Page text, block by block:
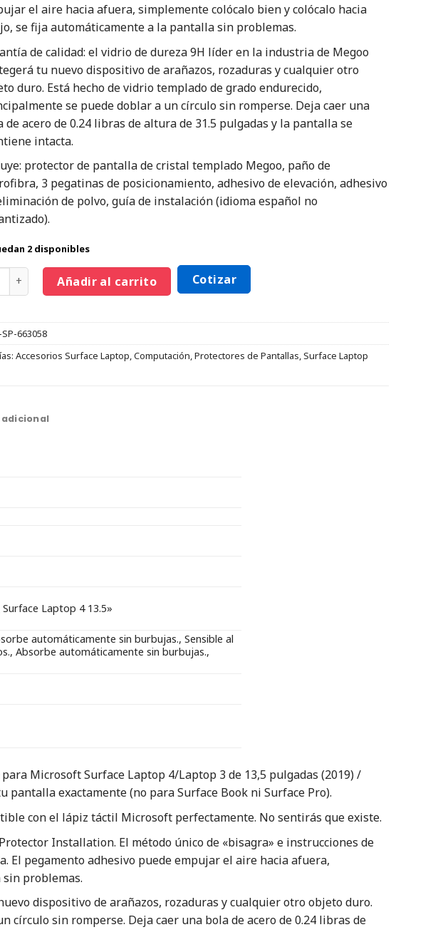
el aire hacia afuera, simplemente colócalo bien y colócalo hacia
se fija automáticamente a la pantalla sin problemas.
de calidad: el vidrio de dureza 9H líder en la industria de Megoo
tu nuevo dispositivo de arañazos, rozaduras y cualquier otro
duro. Está hecho de vidrio templado de grado endurecido,
se puede doblar a un círculo sin romperse. Deja caer una
de acero de 0.24 libras de altura de 31.5 pulgadas y la pantalla se
intacta.
protector de pantalla de cristal templado Megoo, paño de
3 pegatinas de posicionamiento, adhesivo de elevación, adhesivo
de polvo, guía de instalación (idioma español no
2 disponibles
Añadir al carrito Cotizar
663058
Accesorios Surface Laptop,Computación,Protectores de Pantallas,Surface Laptop
Laptop 4 13.5»
automáticamente sin burbujas., Sensible al
Absorbe automáticamente sin burbujas.,
Microsoft Surface Laptop 4/Laptop 3 de 13,5 pulgadas (2019) /
pantalla exactamente (no para Surface Book ni Surface Pro).
con el lápiz táctil Microsoft perfectamente. No sentirás que existe.
Installation. El método único de «bisagra» e instrucciones de
pegamento adhesivo puede empujar el aire hacia afuera,
problemas.
dispositivo de arañazos, rozaduras y cualquier otro objeto duro.
círculo sin romperse. Deja caer una bola de acero de 0.24 libras de